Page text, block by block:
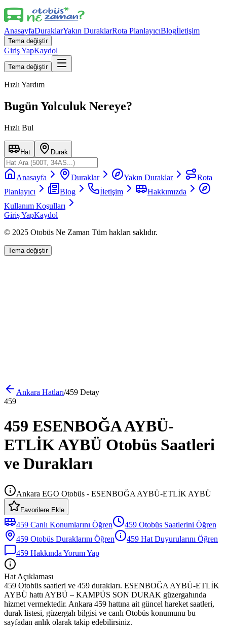
AnasayfaDuraklarYakın DuraklarRota PlanlayıcıBlogİletişim
Tema değiştir
Giriş YapKaydol
Tema değiştir
Hızlı Yardım
Bugün Yolculuk Nereye?
Hızlı Bul
Hat Durak
Anasayfa Duraklar Yakın Duraklar
Rota
Planlayıcı
Blog İletişim
Hakkımızda
Kullanım Koşulları
Giriş YapKaydol
© 2025 Otobüs Ne Zaman Tüm hakları saklıdır.
Tema değiştir
Ankara Hatları/459 Detay
459
459 ESENBOĞA AYBÜ-
ETLİK AYBÜ Otobüs Saatleri
ve Durakları
Ankara EGO Otobüs - ESENBOĞA AYBÜ-ETLİK AYBÜ
Favorilere Ekle
459 Canlı Konumlarını Öğren 459 Otobüs Saatlerini Öğren
459 Otobüs Duraklarını Öğren 459 Hat Duyurularını Öğren
459 Hakkında Yorum Yap
Hat Açıklaması
459 Otobüs saatleri ve 459 durakları. ESENBOĞA AYBÜ-ETLİK
AYBÜ hattı AYBÜ – KAMPÜS SON DURAK güzergahında
hizmet vermektedir. Ankara 459 hattına ait güncel hareket saatleri,
durak listesi, güzergah bilgisi ve canlı Otobüs konumunu bu
sayfadan anlık olarak takip edebilirsiniz.